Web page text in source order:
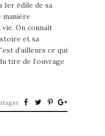
1er édile de sa
manière
vie. On connaît
et sa
d’ailleurs ce qui
tire de l’ouvrage